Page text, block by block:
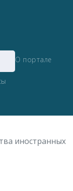
О портале
иностранных